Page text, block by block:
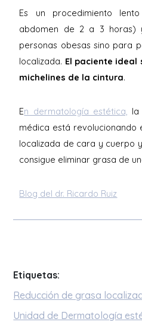
Es un procedimiento
abdomen de 2 a 3 horas)
personas obesas sino para
localizada. El paciente ideal
michelines de la cintura.
En dermatología estética, la
médica está
localizada de cara y cuerpo
consigue eliminar grasa de
Blog del dr. Ricardo Ruiz
Etiquetas:
Reducción de grasa
Unidad de Dermatología